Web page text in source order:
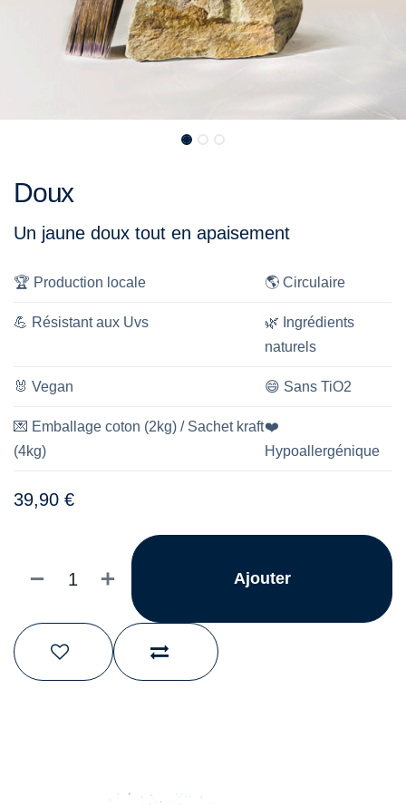
Doux
Un jaune doux tout en apaisement
🏆 Production locale 🌎 Circulaire
💪 Résistant aux Uvs 🌿 Ingrédients
naturels
🐰 Vegan 😄 Sans TiO2
💌 Emballage coton (2kg) / Sachet kraft
(4kg)
❤️
Hypoallergénique
39,90 €
Ajouter